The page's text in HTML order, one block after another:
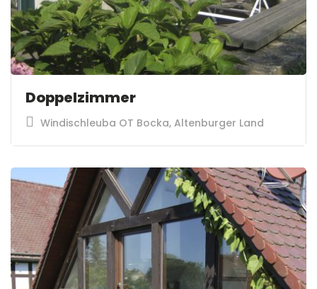
Doppelzimmer
Windischleuba OT Bocka, Altenburger Land